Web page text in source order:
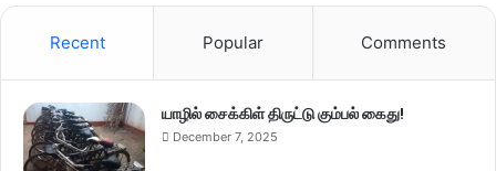
Recent Popular Comments
யாழில் சைக்கிள் திருட்டு கும்பல் கைது!
December 7, 2025